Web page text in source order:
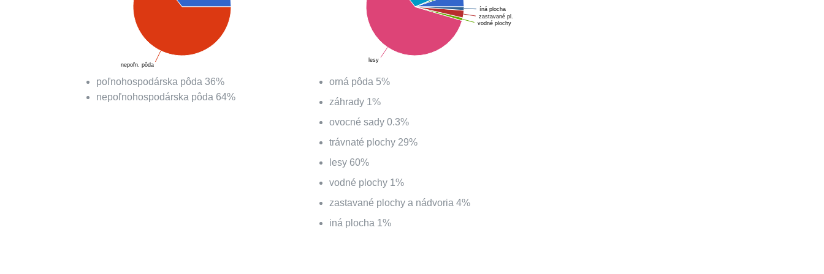
nepoľn. pôda
poľnohospodárska pôda 36%
nepoľnohospodárska pôda 64%
lesy
vodné plochy
zastavané pl.
íná plocha
orná pôda 5%
záhrady 1%
ovocné sady 0.3%
trávnaté plochy 29%
lesy 60%
vodné plochy 1%
zastavané plochy a nádvoria 4%
iná plocha 1%